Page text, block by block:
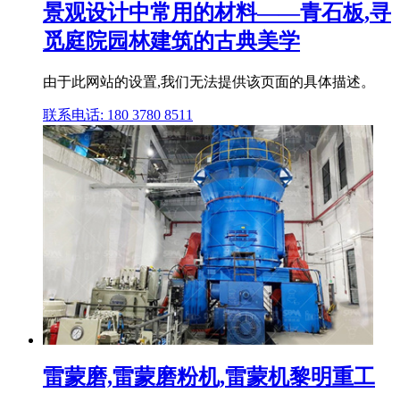
景观设计中常用的材料——青石板,寻
觅庭院园林建筑的古典美学
由于此网站的设置,我们无法提供该页面的具体描述。
联系电话: 180 3780 8511
雷蒙磨,雷蒙磨粉机,雷蒙机黎明重工